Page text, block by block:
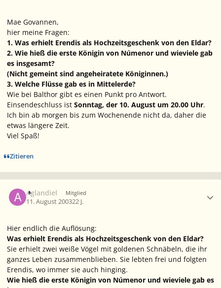
Mae Govannen,
hier meine Fragen:
1. Was erhielt Erendis als Hochzeitsgeschenk von den Eldar?
2. Wie hieß die erste Königin von Númenor und wieviele gab
es insgesamt?
(Nicht gemeint sind angeheiratete Königinnen.)
3. Welche Flüsse gab es in Mittelerde?
Wie bei Balthor gibt es einen Punkt pro Antwort.
Einsendeschluss ist Sonntag, der 10. August um 20.00 Uhr.
Ich bin ab morgen bis zum Wochenende nicht da, daher die
etwas längere Zeit.
Viel Spaß!
Zitieren
Aglandiel Mitglied
11. August 200322 J.
Hier endlich die Auflösung:
Was erhielt Erendis als Hochzeitsgeschenk von den Eldar?
Sie erhielt zwei weiße Vögel mit goldenen Schnäbeln, die ihr
ganzes Leben zusammenblieben. Sie lebten frei und folgten
Erendis, wo immer sie auch hinging.
Wie hieß die erste Königin von Númenor und wieviele gab es